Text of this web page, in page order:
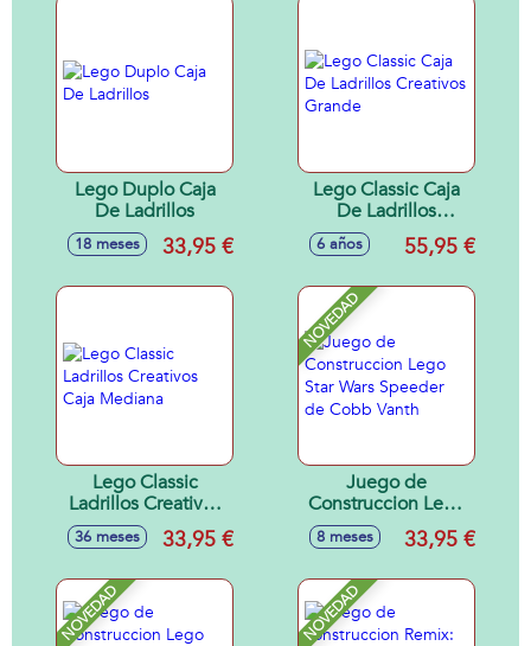
Lego Duplo Caja
De Ladrillos
18 meses 33,95 €
Lego Classic Caja
De Ladrillos
Creativos Grande
6 años 55,95 €
Lego Classic
Ladrillos Creativos
Caja Mediana
36 meses 33,95 €
NOVEDAD
Juego de
Construccion Lego
Star Wars Speeder
de Cobb Vanth
8 meses 33,95 €
NOVEDAD NOVEDAD